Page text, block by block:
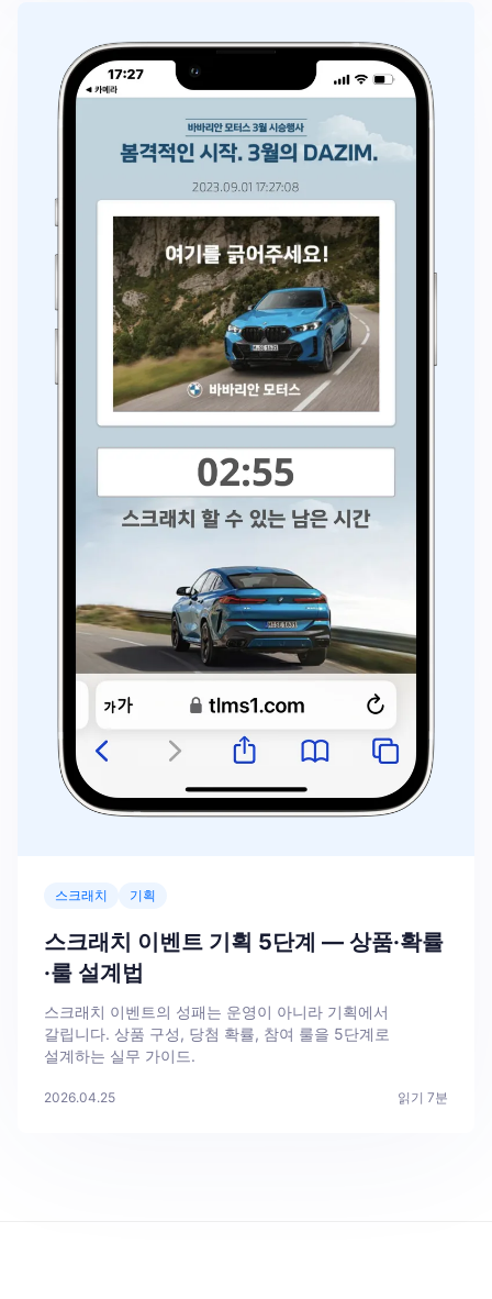
스크래치 기획
스크래치 이벤트 기획 5단계 — 상품·확률
·룰 설계법
스크래치 이벤트의 성패는 운영이 아니라 기획에서
갈립니다. 상품 구성, 당첨 확률, 참여 룰을 5단계로
설계하는 실무 가이드.
2026.04.25 읽기 7분